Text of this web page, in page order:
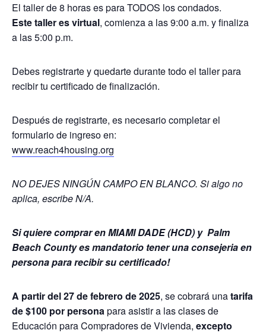
El taller de 8 horas es para TODOS los condados.
Este taller es virtual, comienza a las 9:00 a.m. y finaliza
a las 5:00 p.m.
Debes registrarte y quedarte durante todo el taller para
recibir tu certificado de finalización.
Después de registrarte, es necesario completar el
formulario de ingreso en:
www.reach4housing.org
NO DEJES NINGÚN CAMPO EN BLANCO. Si algo no
aplica, escribe N/A.
Si quiere comprar en MIAMI DADE (HCD) y Palm
Beach County es mandatorio tener una consejeria en
persona para recibir su certificado!
A partir del 27 de febrero de 2025, se cobrará unatarifa
de $100 por personapara asistir a las clases de
Educación para Compradores de Vivienda, excepto